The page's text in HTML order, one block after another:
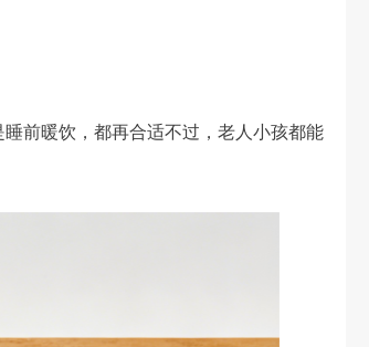
前暖饮，都再合适不过，老人小孩都能